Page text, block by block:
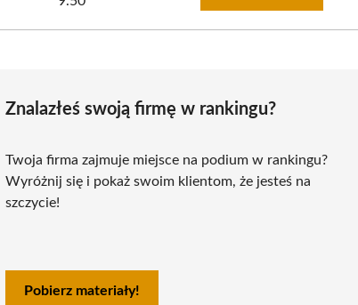
Znalazłeś swoją firmę w rankingu?
Twoja firma zajmuje miejsce na podium w rankingu?
Wyróżnij się i pokaż swoim klientom, że jesteś na
szczycie!
Pobierz materiały!